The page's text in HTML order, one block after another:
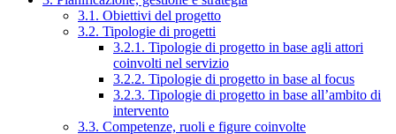
3.1. Obiettivi del progetto
3.2. Tipologie di progetti
3.2.1. Tipologie di progetto in base agli attori
coinvolti nel servizio
3.2.2. Tipologie di progetto in base al focus
3.2.3. Tipologie di progetto in base all’ambito di
intervento
3.3. Competenze, ruoli e figure coinvolte